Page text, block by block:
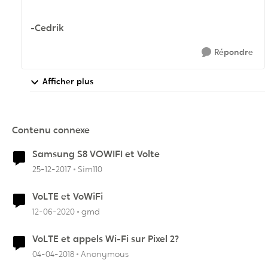
-Cedrik
Répondre
Afficher plus
Contenu connexe
Samsung S8 VOWIFI et Volte
25-12-2017 Sim110
VoLTE et VoWiFi
12-06-2020 gmd
VoLTE et appels Wi-Fi sur Pixel 2?
04-04-2018 Anonymous